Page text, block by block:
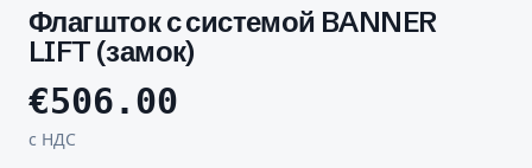
Флагшток с системой BANNER
LIFT (замок)
€506.00
с НДС